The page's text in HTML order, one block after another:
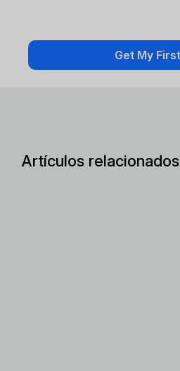
Artículos relacionados